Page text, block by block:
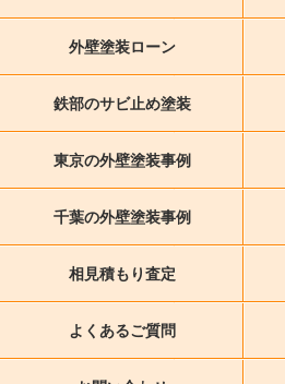
外壁塗装ローン
鉄部のサビ止め塗装
東京の外壁塗装事例
千葉の外壁塗装事例
相見積もり査定
よくあるご質問